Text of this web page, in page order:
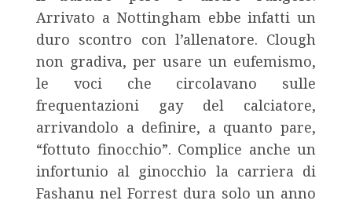
Arrivato a Nottingham ebbe infatti un
duro scontro con l’allenatore. Clough
non gradiva, per usare un eufemismo,
le voci che circolavano sulle
frequentazioni gay del calciatore,
arrivandolo a definire, a quanto pare,
“fottuto finocchio”. Complice anche un
infortunio al ginocchio la carriera di
Fashanu nel Forrest dura solo un anno